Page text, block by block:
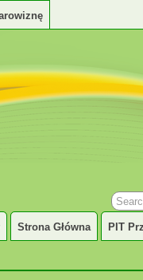
Strona Główna PIT